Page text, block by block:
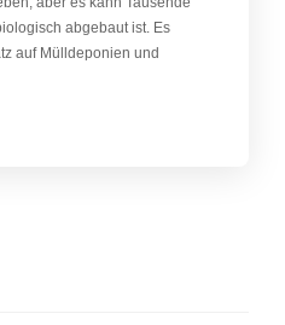
abgebaut ist. Es
auf Mülldeponien und